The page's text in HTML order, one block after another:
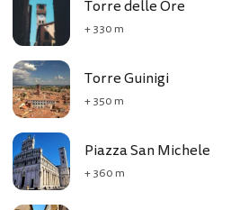
Torre delle Ore
+ 330 m
Torre Guinigi
+ 350 m
Piazza San Michele
+ 360 m